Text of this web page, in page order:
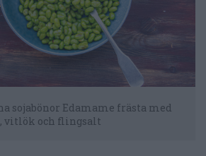
sojabönor Edamame frästa med
vitlök och flingsalt